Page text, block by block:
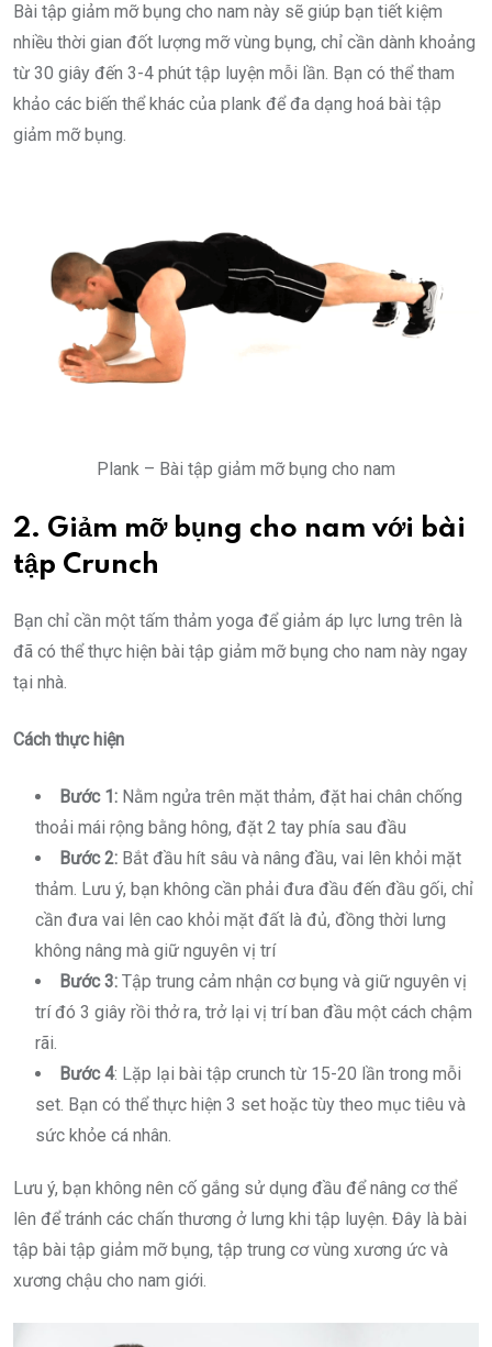
Bài tập giảm mỡ bụng cho nam này sẽ giúp bạn tiết kiệm
nhiều thời gian đốt lượng mỡ vùng bụng, chỉ cần dành khoảng
từ 30 giây đến 3-4 phút tập luyện mỗi lần. Bạn có thể tham
khảo các biến thể khác của plank để đa dạng hoá bài tập
giảm mỡ bụng.
Plank – Bài tập giảm mỡ bụng cho nam
2. Giảm mỡ bụng cho nam với bài
tập Crunch
Bạn chỉ cần một tấm thảm yoga để giảm áp lực lưng trên là
đã có thể thực hiện bài tập giảm mỡ bụng cho nam này ngay
tại nhà.
Cách thực hiện
Bước 1: Nằm ngửa trên mặt thảm, đặt hai chân chống
thoải mái rộng bằng hông, đặt 2 tay phía sau đầu
Bước 2: Bắt đầu hít sâu và nâng đầu, vai lên khỏi mặt
thảm. Lưu ý, bạn không cần phải đưa đầu đến đầu gối, chỉ
cần đưa vai lên cao khỏi mặt đất là đủ, đồng thời lưng
không nâng mà giữ nguyên vị trí
Bước 3: Tập trung cảm nhận cơ bụng và giữ nguyên vị
trí đó 3 giây rồi thở ra, trở lại vị trí ban đầu một cách chậm
rãi.
Bước 4: Lặp lại bài tập crunch từ 15-20 lần trong mỗi
set. Bạn có thể thực hiện 3 set hoặc tùy theo mục tiêu và
sức khỏe cá nhân.
Lưu ý, bạn không nên cố gắng sử dụng đầu để nâng cơ thể
lên để tránh các chấn thương ở lưng khi tập luyện. Đây là bài
tập bài tập giảm mỡ bụng, tập trung cơ vùng xương ức và
xương chậu cho nam giới.